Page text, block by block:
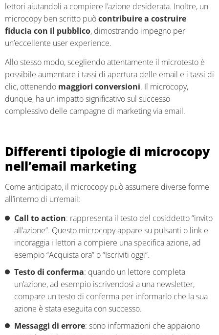
lettori aiutandoli a compiere l’azione desiderata. Inoltre, un
microcopy ben scritto puòcontribuire a costruire
fiducia con il pubblico, dimostrando impegno per
un’eccellente user experience.
Allo stesso modo, scegliendo attentamente il microtesto è
possibile aumentare i tassi di apertura delle email e i tassi di
clic, ottenendo maggiori conversioni. Il microcopy,
dunque, ha un impatto significativo sul successo
complessivo delle campagne di marketing via email.
Differenti tipologie di microcopy
nell’email marketing
Come anticipato, il microcopy può assumere diverse forme
all’interno di un’email:
Call to action: rappresenta il testo del cosiddetto “invito
all’azione”. Questo microcopy appare su pulsanti o link e
incoraggia i lettori a compiere una specifica azione, ad
esempio “Acquista ora” o “Iscriviti oggi”.
Testo di conferma: quando un lettore completa
un’azione, ad esempio iscrivendosi a una newsletter,
compare un testo di conferma per informarlo che la sua
azione è stata eseguita con successo.
Messaggi di errore: sono informazioni che appaiono